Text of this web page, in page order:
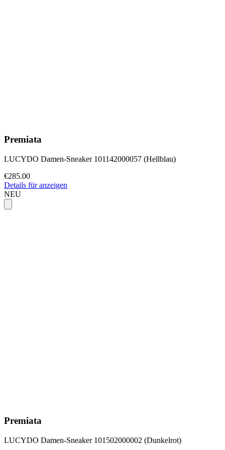
Premiata
LUCYDO Damen-Sneaker 101142000057 (Hellblau)
€285.00
Details für anzeigen
NEU
Premiata
LUCYDO Damen-Sneaker 101502000002 (Dunkelrot)